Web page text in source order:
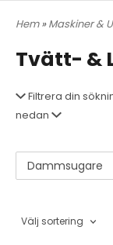
Hem»Maskiner &
Tvätt- &
Filtrera din
nedan
Dammsugare
Välj sortering